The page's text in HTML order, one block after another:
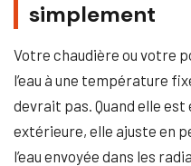
simplement
Votre chaudière ou votre
l’eau à une température
devrait pas. Quand elle est
extérieure, elle ajuste en
l’eau envoyée dans les